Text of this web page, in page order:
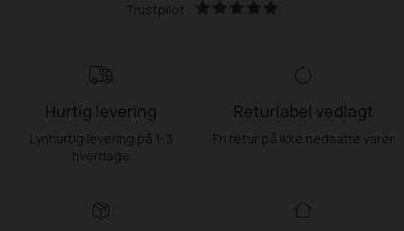
Trustpilot
Hurtig levering
Lynhurtig levering på 1-3
hverdage
Returlabel vedlagt
Fri retur på ikke nedsatte varer